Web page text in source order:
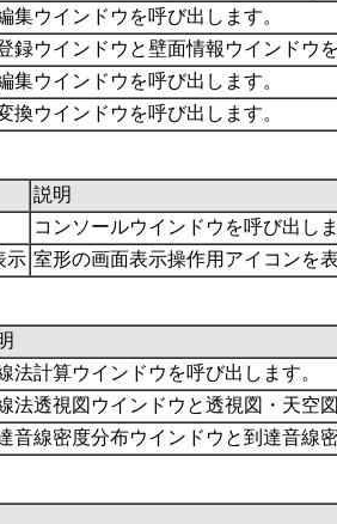
集ウインドウを呼び出します。
録ウインドウと壁面情報ウインドウ
集ウインドウを呼び出します。
換ウインドウを呼び出します。
説明
コンソールウインドウを呼び出し
示 室形の画面表示操作用アイコンを
法計算ウインドウを呼び出します。
法透視図ウインドウと透視図・天空
音線密度分布ウインドウと到達音線